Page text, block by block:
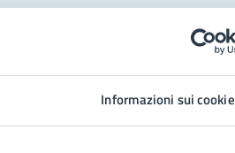
Informazioni sui cookie